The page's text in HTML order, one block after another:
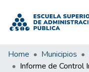
Home Municipios